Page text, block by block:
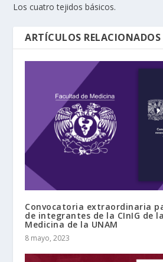
Los cuatro tejidos básicos.
ARTÍCULOS RELACIONADOS
Convocatoria extraordinaria
de integrantes de la CInIG de
Medicina de la UNAM
8 mayo, 2023